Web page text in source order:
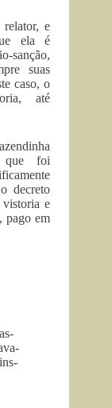
relator, e
ela é
sanção,
suas
caso, o
até
que foi
decreto
vistoria e
pago em